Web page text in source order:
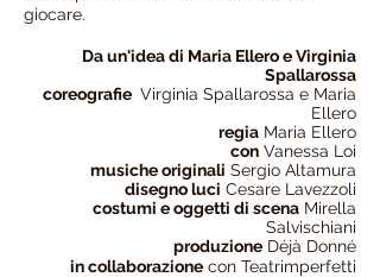
Da un'idea di Maria Ellero e Virginia
Spallarossa
coreografie Virginia Spallarossa e Maria
Ellero
regia Maria Ellero
con Vanessa Loi
musiche originali Sergio Altamura
disegno luci Cesare Lavezzoli
costumi e oggetti di scena Mirella
Salvischiani
produzione Déjà Donné
in collaborazione con Teatrimperfetti
giocare.